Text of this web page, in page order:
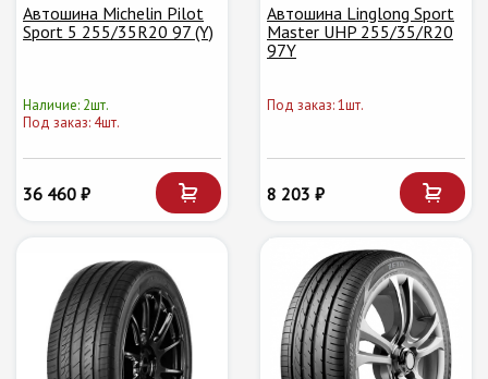
Автошина Michelin Pilot
Sport 5 255/35R20 97 (Y)
Наличие: 2шт.
Под заказ: 4шт.
36 460 ₽
Автошина Linglong Sport
Master UHP 255/35/R20
97Y
Под заказ: 1шт.
8 203 ₽